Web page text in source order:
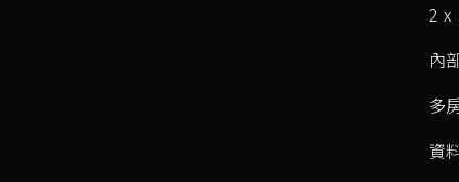
2 x
內
多
資